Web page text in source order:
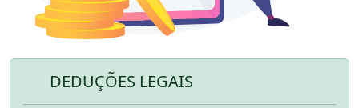
DEDUÇÕES LEGAIS